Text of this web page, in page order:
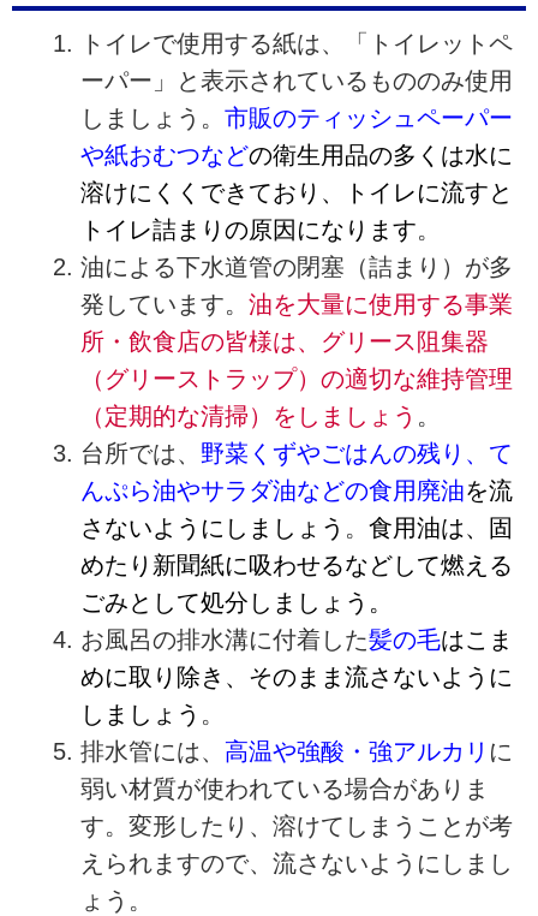
トイレで使用する紙は、「トイレットペ
ーパー」と表示されているもののみ使用
しましょう。 市販のティッシュペーパー
や紙おむつなどの衛生用品の多くは水に
溶けにくくできており、トイレに流すと
トイレ詰まりの原因になります。
油による下水道管の閉塞（詰まり）が多
発しています。 油を大量に使用する事業
所・飲食店の皆様は、グリース阻集器
（グリーストラップ）の適切な維持管理
（定期的な清掃）をしましょう 。
台所では、 野菜くずやごはんの残り、て
んぷら油やサラダ油などの食用廃油を流
さないようにしましょう 。 食用油は、固
めたり新聞紙に吸わせるなどして燃える
ごみとして処分しましょう。
お風呂の排水溝に付着した髪の毛はこま
めに取り除き、そのまま流さないように
しましょう 。
排水管には、 高温や強酸・強アルカリ に
弱い材質が使われている場合がありま
す。変形したり、溶けてしまうことが考
えられますので、流さないようにしまし
ょう。